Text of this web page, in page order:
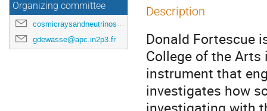
Organizing committee
cosmicraysandneutrinosinparis@gmail.com
gdewasse@apc.in2p3.fr
Description
Donald Fortescue
College of the
instrument that
investigates how